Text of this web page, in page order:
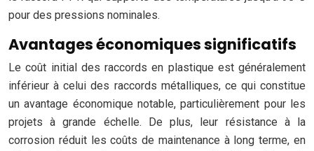
pour des pressions nominales.
Avantages économiques significatifs
Le coût initial des raccords en plastique est généralement
inférieur à celui des raccords métalliques, ce qui constitue
un avantage économique notable, particulièrement pour les
projets à grande échelle. De plus, leur résistance à la
corrosion réduit les coûts de maintenance à long terme, en